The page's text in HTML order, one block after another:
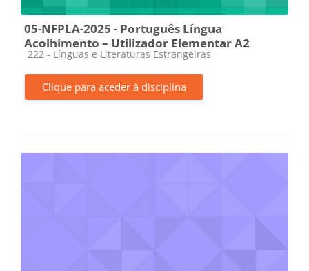
05-NFPLA-2025 - Português Língua
Acolhimento – Utilizador Elementar A2
Categoria da disciplina
222 - Línguas e Literaturas Estrangeiras
Clique para aceder à disciplina